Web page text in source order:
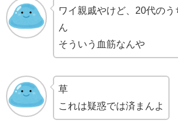
ワイ親戚やけど、20代の
ん
そういう血筋なんや
草
これは疑惑では済まんよ